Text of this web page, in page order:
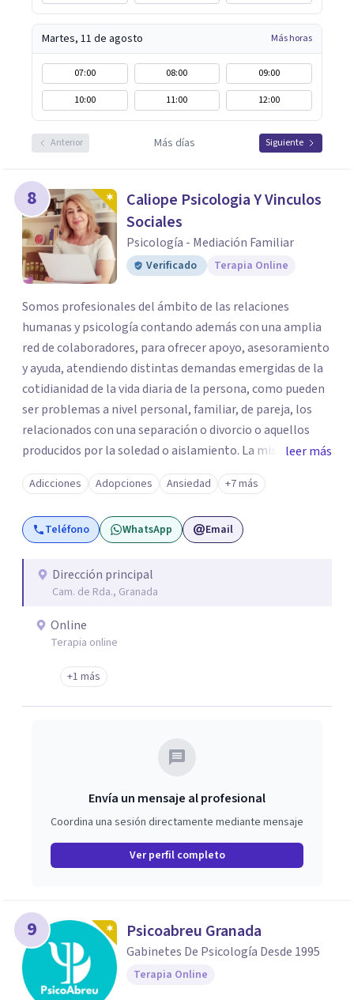
Martes, 11 de agosto Más horas
07:00 08:00
09:00
10:00
11:00 12:00
Anterior Más días Siguiente
8
Caliope Psicologia Y Vinculos
Sociales
Psicología - Mediación Familiar
Verificado Terapia Online
Somos profesionales del ámbito de las relaciones
humanas y psicología contando además con una amplia
red de colaboradores, para ofrecer apoyo, asesoramiento
y ayuda, atendiendo distintas demandas emergidas de la
cotidianidad de la vida diaria de la persona, como pueden
ser problemas a nivel personal, familiar, de pareja, los
relacionados con una separación o divorcio o aquellos
producidos por la soledad o aislamiento. La misión es
abordar las relaciones humanas, intentando mejorar la
calidad de vida y el bienestar de las personas mediante
una intervención tanto de manera individual como
grupal.
leer más
Adicciones Adopciones Ansiedad +7 más
Teléfono WhatsApp Email
Dirección principal
Cam. de Rda., Granada
Online
Terapia online
+1 más
Envía un mensaje al profesional
Coordina una sesión directamente mediante mensaje
Ver perfil completo
9 Psicoabreu Granada
Gabinetes De Psicología Desde 1995
Terapia Online